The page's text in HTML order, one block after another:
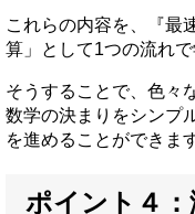
これらの内容を、『最
算」として1つの流れで
そうすることで、色々
数学の決まりをシンプ
を進めることができま
ポイント４